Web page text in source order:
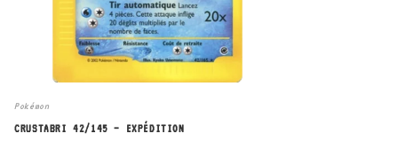
Pokémon
CRUSTABRI 42/145 – EXPÉDITION